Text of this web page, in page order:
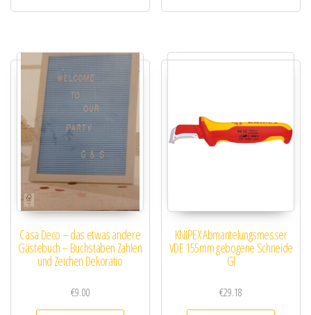
Casa Deco – das etwas andere
Gästebuch – Buchstaben Zahlen
und Zeichen Dekoratio
€9.00
KNIPEX Abmantelungsmesser
VDE 155mm gebogene Schneide
Gl
€29.18